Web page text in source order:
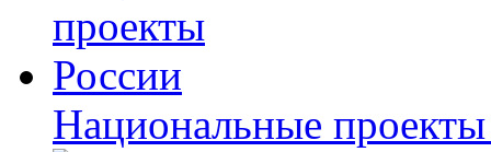
Национальные